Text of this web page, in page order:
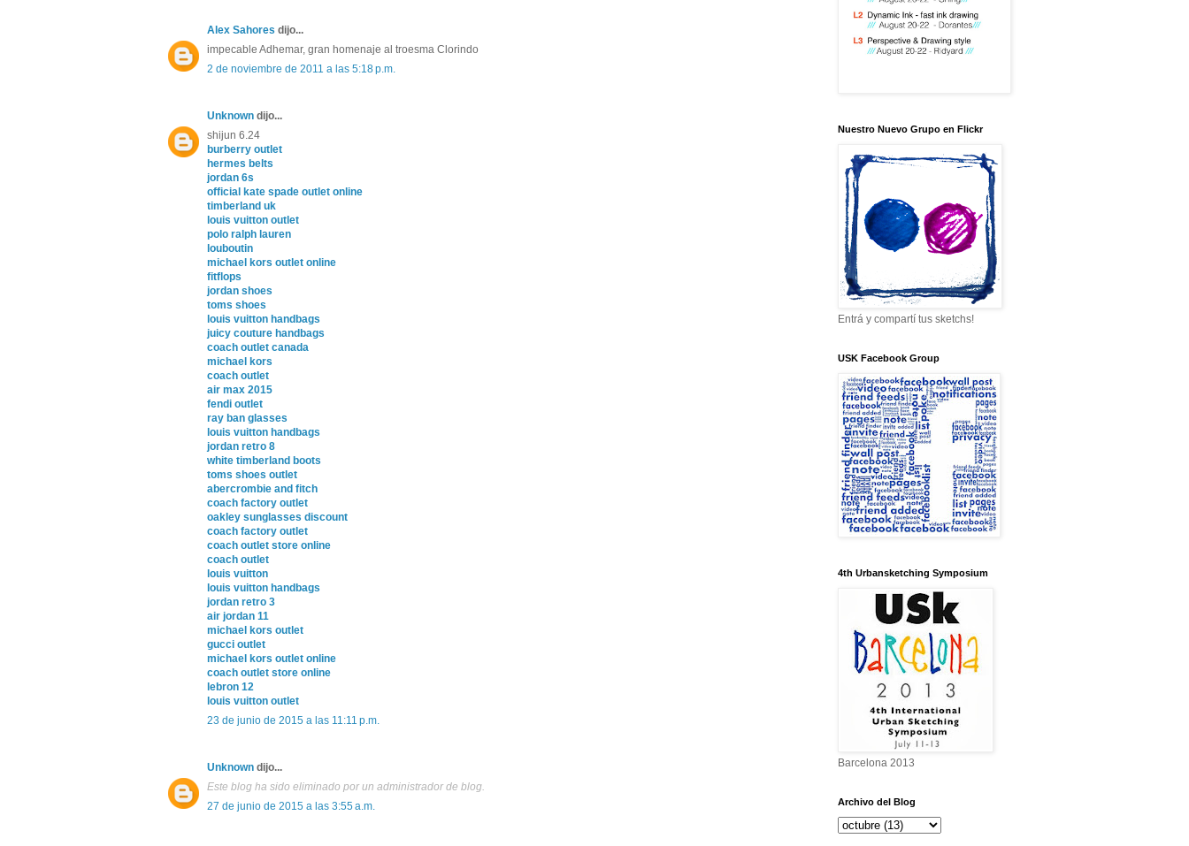
Alex Sahores dijo...
impecable Adhemar, gran homenaje al troesma Clorindo
2 de noviembre de 2011 a las 5:18 p.m.
Unknown dijo...
shijun 6.24
burberry outlet
hermes belts
jordan 6s
official kate spade outlet online
timberland uk
louis vuitton outlet
polo ralph lauren
louboutin
michael kors outlet online
fitflops
jordan shoes
toms shoes
louis vuitton handbags
juicy couture handbags
coach outlet canada
michael kors
coach outlet
air max 2015
fendi outlet
ray ban glasses
louis vuitton handbags
jordan retro 8
white timberland boots
toms shoes outlet
abercrombie and fitch
coach factory outlet
oakley sunglasses discount
coach factory outlet
coach outlet store online
coach outlet
louis vuitton
louis vuitton handbags
jordan retro 3
air jordan 11
michael kors outlet
gucci outlet
michael kors outlet online
coach outlet store online
lebron 12
louis vuitton outlet
23 de junio de 2015 a las 11:11 p.m.
Unknown dijo...
Este blog ha sido eliminado por un administrador de blog.
27 de junio de 2015 a las 3:55 a.m.
Nuestro Nuevo Grupo en Flickr
Entrá y compartí tus sketchs!
USK Facebook Group
4th Urbansketching Symposium
Barcelona 2013
Archivo del Blog